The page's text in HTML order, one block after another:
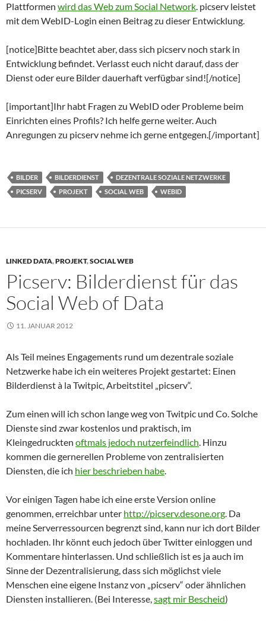
Plattformen wird das Web zum Social Network. picserv leistet
mit dem WebID-Login einen Beitrag zu dieser Entwicklung.
[notice]Bitte beachtet aber, dass sich picserv noch stark in
Entwicklung befindet. Verlasst euch nicht darauf, dass der
Dienst oder eure Bilder dauerhaft verfügbar sind![/notice]
[important]Ihr habt Fragen zu WebID oder Probleme beim
Einrichten eines Profils? Ich helfe gerne weiter. Auch
Anregungen zu picserv nehme ich gerne entgegen.[/important]
BILDER BILDERDIENST
DEZENTRALE SOZIALE NETZWERKE
PICSERV
PROJEKT SOCIAL WEB WEBID
LINKED DATA,PROJEKT,SOCIAL WEB
Picserv: Bilderdienst für das
Social Web of Data
11. JANUAR 2012
Als Teil meines Engagements rund um dezentrale soziale
Netzwerke habe ich ein weiteres Projekt gestartet: Einen
Bilderdienst à la Twitpic, Arbeitstitel „picserv“.
Zum einen will ich schon lange weg von Twitpic und Co. Solche
Dienste sind zwar kostenlos und praktisch, im
Kleingedruckten oftmals jedoch nutzerfeindlich. Hinzu
kommen die gernerellen Probleme von zentralisierten
Diensten, die ich hier beschrieben habe.
Vor einigen Tagen habe ich eine erste Version online
genommen, erreichbar unter http://picserv.desone.org. Da
meine Serverressourcen begrenzt sind, kann nur ich dort Bilder
hochladen. Ihr könnt euch jedoch über Twitter einloggen und
Kommentare hinterlassen. Und schließlich ist es ja auch im
Sinne der Dezentralisierung, dass sich möglichst viele
Menschen eine eigene Instanz von „picserv“ oder ähnlichen
Diensten installieren. (Bei Interesse,sagt mir Bescheid)